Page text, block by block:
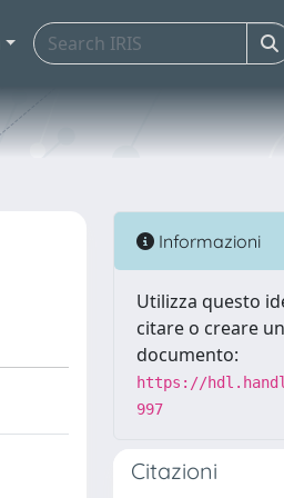
Informazioni
Utilizza questo
citare o creare
documento:
https://
997
Citazioni